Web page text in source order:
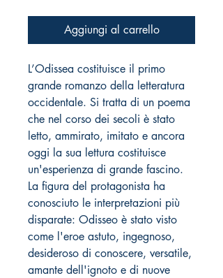
Aggiungi al carrello
L’Odissea costituisce il primo
grande romanzo della letteratura
occidentale. Si tratta di un poema
che nel corso dei secoli è stato
letto, ammirato, imitato e ancora
oggi la sua lettura costituisce
un'esperienza di grande fascino.
La figura del protagonista ha
conosciuto le interpretazioni più
disparate: Odisseo è stato visto
come l'eroe astuto, ingegnoso,
desideroso di conoscere, versatile,
amante dell'ignoto e di nuove